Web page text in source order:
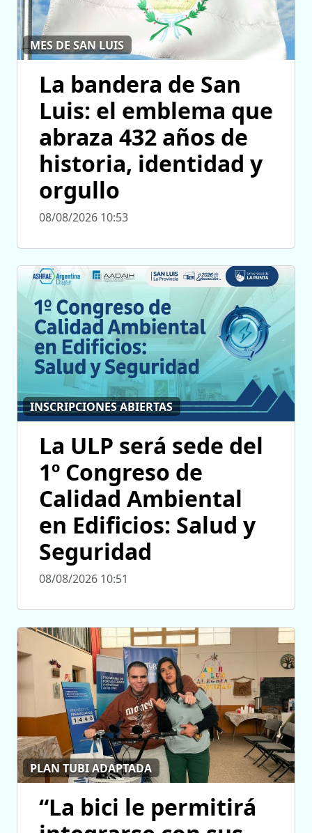
MES DE SAN LUIS
La bandera de San
Luis: el emblema que
abraza 432 años de
historia, identidad y
orgullo
08/08/2026 10:53
INSCRIPCIONES ABIERTAS
La ULP será sede del
1º Congreso de
Calidad Ambiental
en Edificios: Salud y
Seguridad
08/08/2026 10:51
PLAN TUBI ADAPTADA
“La bici le permitirá